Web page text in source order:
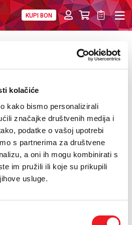
kolačiće
kako bismo personalizirali
značajke društvenih medija i
podatke o vašoj upotrebi
s partnerima za društvene
a oni ih mogu kombinirati s
im pružili ili koje su prikupili
usluge.
KUPI BON
nastavljaju turneju